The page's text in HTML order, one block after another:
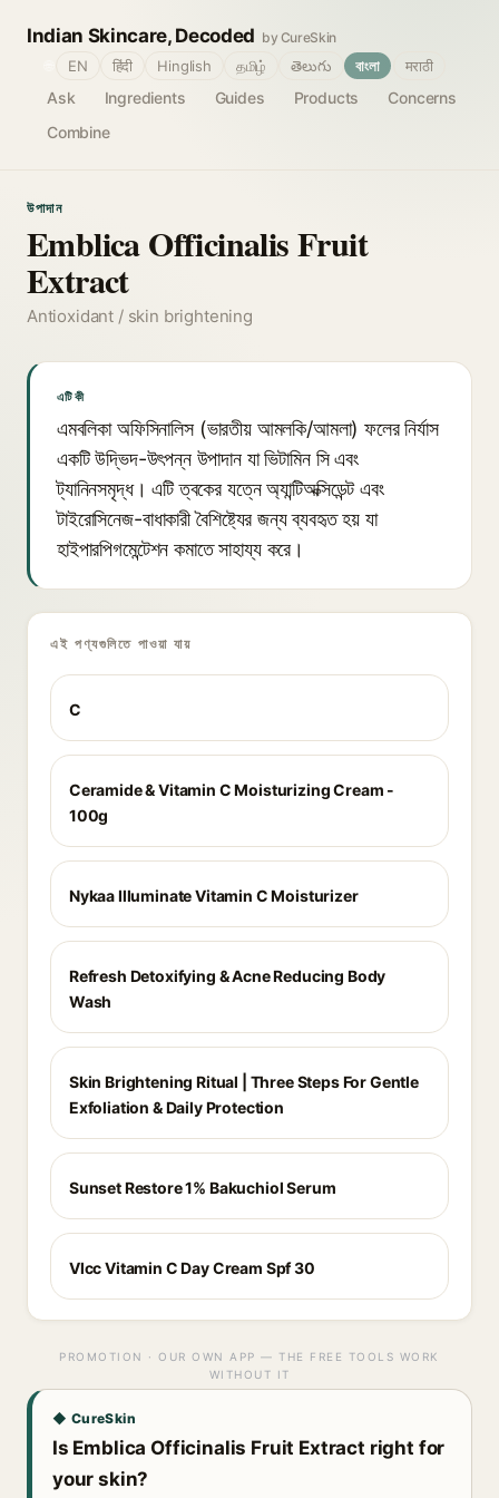
Indian Skincare, Decoded by CureSkin
Ask Ingredients Guides Products
Concerns
Combine
EN हिंदी Hinglish தமிழ் తెలుగు বাংলা मराठी
উপাদান
Emblica Officinalis Fruit
Extract
Antioxidant / skin brightening
এটি কী
এমবলিকা অফিসিনালিস (ভারতীয় আমলকি/আমলা) ফলের নির্যাস
একটি উদ্ভিদ-উৎপন্ন উপাদান যা ভিটামিন সি এবং
ট্যানিনসমৃদ্ধ। এটি ত্বকের যত্নে অ্যান্টিঅক্সিডেন্ট এবং
টাইরোসিনেজ-বাধাকারী বৈশিষ্ট্যের জন্য ব্যবহৃত হয় যা
হাইপারপিগমেন্টেশন কমাতে সাহায্য করে।
এই পণ্যগুলিতে পাওয়া যায়
C
Ceramide & Vitamin C Moisturizing Cream -
100g
Nykaa Illuminate Vitamin C Moisturizer
Refresh Detoxifying & Acne Reducing Body
Wash
Skin Brightening Ritual | Three Steps For Gentle
Exfoliation & Daily Protection
Sunset Restore 1% Bakuchiol Serum
Vlcc Vitamin C Day Cream Spf 30
PROMOTION · OUR OWN APP — THE FREE TOOLS WORK
WITHOUT IT
◆ CureSkin
Is Emblica Officinalis Fruit Extract right for
your skin?